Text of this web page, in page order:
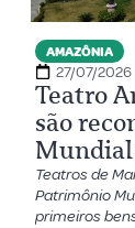
AMAZÔNIA
27/07/2026
Teatro
são
Mundial
Teatros de
Patrimônio
primeiros